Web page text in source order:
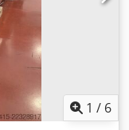
Flexy az
húzózsinórok
+ oldalsó
1 / 6